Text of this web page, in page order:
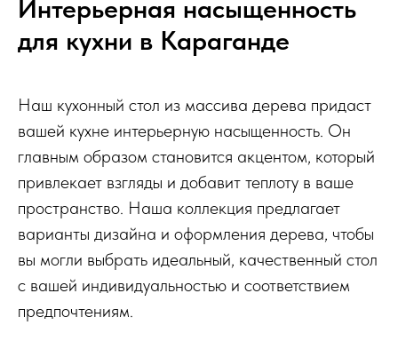
Интерьерная насыщенность
для кухни в Караганде
Наш кухонный стол из массива дерева придаст
вашей кухне интерьерную насыщенность. Он
главным образом становится акцентом, который
привлекает взгляды и добавит теплоту в ваше
пространство. Наша коллекция предлагает
варианты дизайна и оформления дерева, чтобы
вы могли выбрать идеальный, качественный стол
с вашей индивидуальностью и соответствием
предпочтениям.